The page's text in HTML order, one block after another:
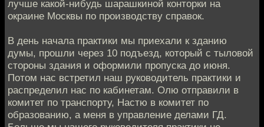
лучше какой-нибудь шарашкиной конторки на
окраине Москвы по производству справок.
В день начала практики мы приехали к зданию
думы, прошли через 10 подъезд, который с тыловой
стороны здания и оформили пропуска до июня.
Потом нас встретил наш руководитель практики и
распределил нас по кабинетам. Олю отправили в
комитет по транспорту, Настю в комитет по
образованию, а меня в управление делами ГД.